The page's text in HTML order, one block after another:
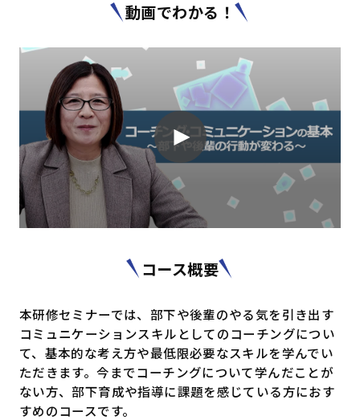
動画でわかる！
コース概要
本研修セミナーでは、部下や後輩のやる気を引き出す
コミュニケーションスキルとしてのコーチングについ
て、基本的な考え方や最低限必要なスキルを学んでい
ただきます。今までコーチングについて学んだことが
ない方、部下育成や指導に課題を感じている方におす
すめのコースです。